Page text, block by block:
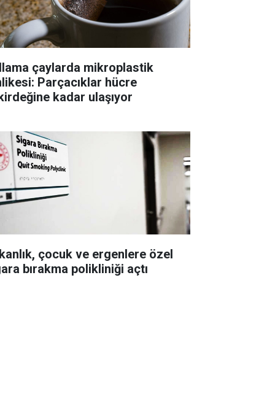
çaylarda mikroplastik
Parçacıklar hücre
kadar ulaşıyor
çocuk ve ergenlere özel
bırakma polikliniği açtı